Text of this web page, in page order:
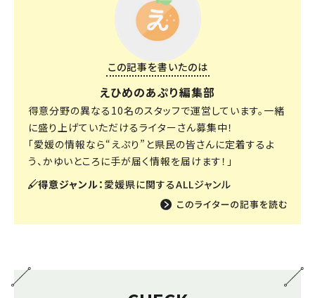
この記事を書いたのは
えひめのあぷり編集部
得意分野の異なる10名のスタッフで運営しています。一緒
に盛り上げていただけるライターさん募集中！
「愛媛の情報なら“えぷり”と県民の皆さんに定着するよ
う、かゆいところに手が届く情報を届けます！」
得意ジャンル： 愛媛県に関するALLジャンル